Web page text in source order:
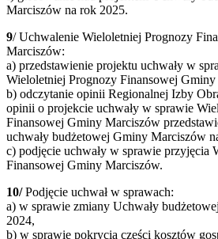
Marciszów na rok 2025.
9/ Uchwalenie Wieloletniej Prognozy
Marciszów:
a) przedstawienie projektu uchwały w
Wieloletniej Prognozy Finansowej
b) odczytanie opinii Regionalnej Izby
opinii o projekcie uchwały w sprawie
Finansowej Gminy Marciszów
uchwały budżetowej Gminy Marciszów
c) podjęcie uchwały w sprawie przyjęcia
Finansowej Gminy Marciszów.
10/Podjęcie uchwał w sprawach:
a) w sprawie zmiany Uchwały
2024,
b) w sprawie pokrycia części kosztów